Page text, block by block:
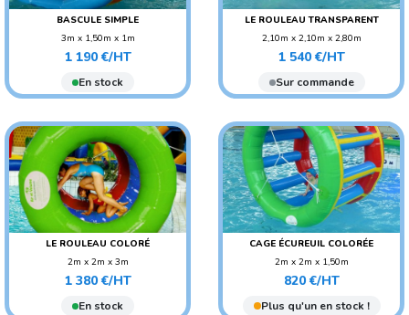
BASCULE SIMPLE
3m x 1,50m x 1m
POIDS : 20 KG
AGE CONSEILLÉ : ENFANT
Prix
1 190 €/HT
En stock
LE ROULEAU TRANSPARENT
2,10m x 2,10m x 2,80m
POIDS : 70 KG
AGE CONSEILLÉ : ENFANT
Prix
1 540 €/HT
Sur commande
LE ROULEAU COLORÉ
2m x 2m x 3m
POIDS : 30 KG
AGE CONSEILLÉ : ENFANT
Prix
1 380 €/HT
En stock
CAGE ÉCUREUIL COLORÉE
2m x 2m x 1,50m
POIDS : 27 KG
AGE CONSEILLÉ : ENFANT
Prix
820 €/HT
Plus qu'un en stock !